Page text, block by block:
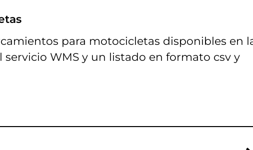
para motocicletas disponibles en
WMS y un listado en formato csv y